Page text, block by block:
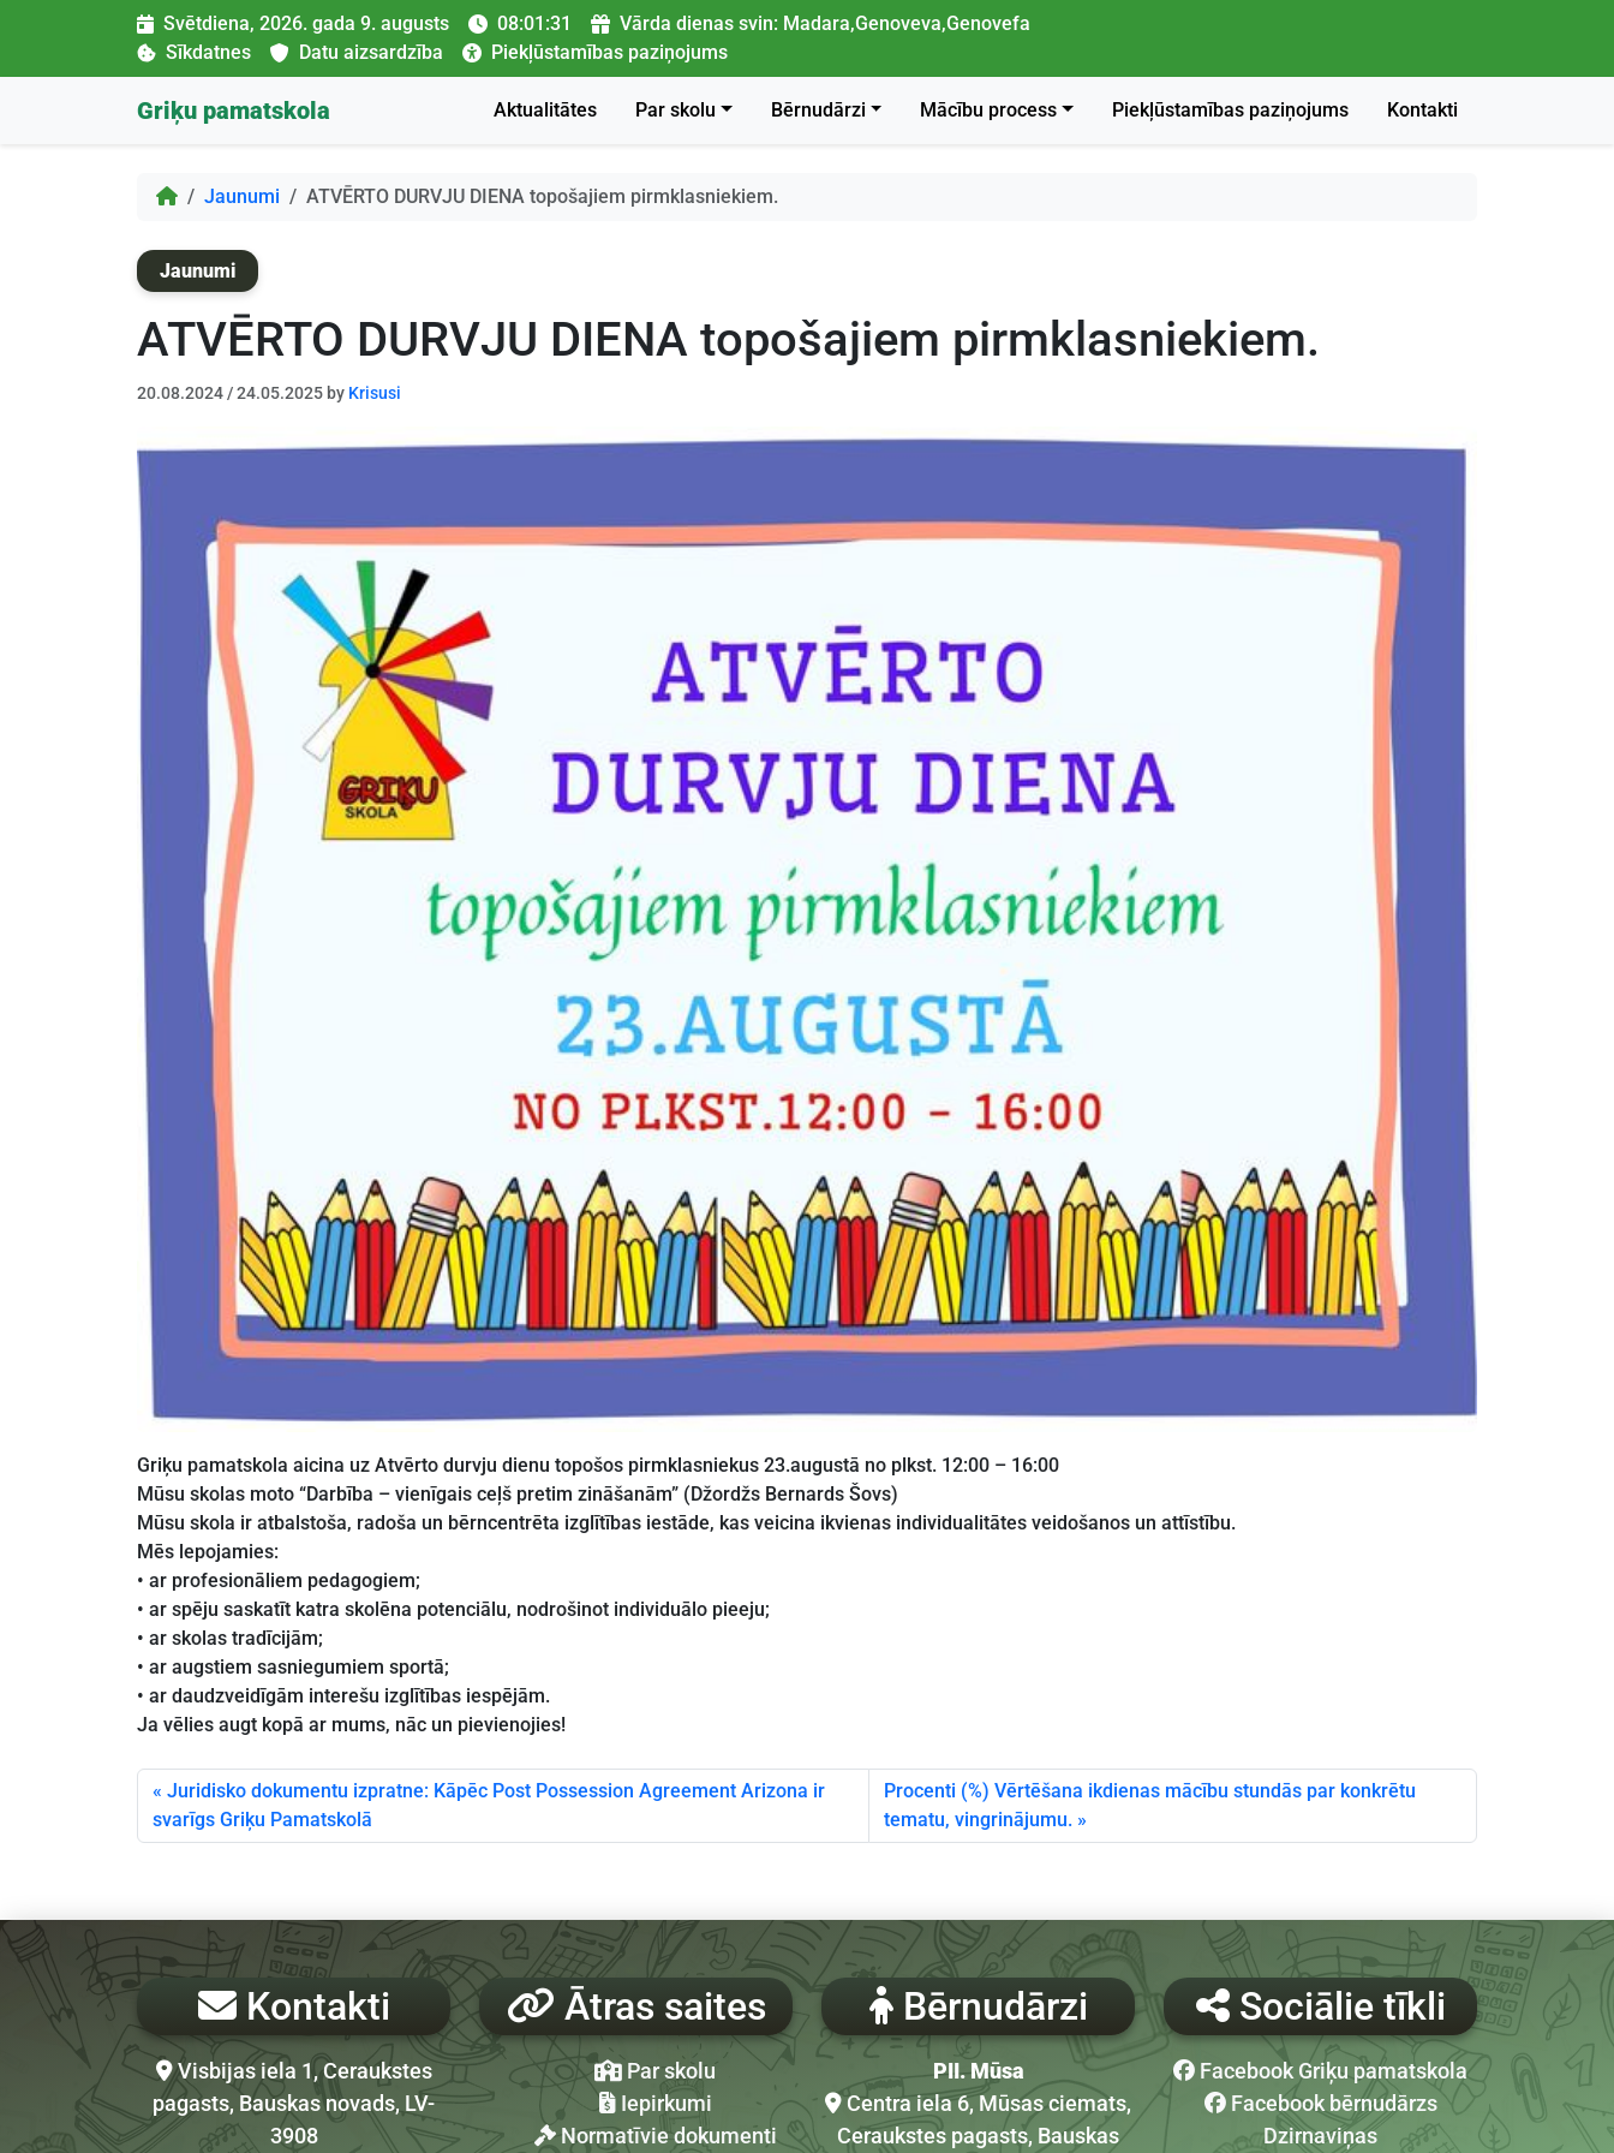
Svētdiena, 2026. gada 9. augusts 08:01:32
Vārda dienas svin: Madara,Genoveva,Genovefa
Sīkdatnes
Datu aizsardzība Piekļūstamības paziņojums
Griķu pamatskola Aktualitātes Par skolu Bērnudārzi Mācību process Piekļūstamības paziņojums Kontakti
HomeJaunumi ATVĒRTO DURVJU DIENA topošajiem pirmklasniekiem.
Jaunumi
ATVĒRTO DURVJU DIENA topošajiem pirmklasniekiem.
20.08.2024 /24.05.2025 by Krisusi
Griķu pamatskola aicina uz Atvērto durvju dienu topošos pirmklasniekus 23.augustā no plkst. 12:00 – 16:00
Mūsu skolas moto “Darbība – vienīgais ceļš pretim zināšanām” (Džordžs Bernards Šovs)
Mūsu skola ir atbalstoša, radoša un bērncentrēta izglītības iestāde, kas veicina ikvienas individualitātes veidošanos un attīstību.
Mēs lepojamies:
• ar profesionāliem pedagogiem;
• ar spēju saskatīt katra skolēna potenciālu, nodrošinot individuālo pieeju;
• ar skolas tradīcijām;
• ar augstiem sasniegumiem sportā;
• ar daudzveidīgām interešu izglītības iespējām.
Ja vēlies augt kopā ar mums, nāc un pievienojies!
Juridisko dokumentu izpratne: Kāpēc Post Possession Agreement Arizona ir
svarīgs Griķu Pamatskolā
Procenti (%) Vērtēšana ikdienas mācību stundās par konkrētu
tematu, vingrinājumu.
Kontakti
Visbijas iela 1, Ceraukstes
pagasts, Bauskas novads, LV-
3908
Ātras saites
Par skolu
Iepirkumi
Normatīvie dokumenti
Bērnudārzi
PII. Mūsa
Centra iela 6, Mūsas ciemats,
Ceraukstes pagasts, Bauskas
Sociālie tīkli
Facebook Griķu pamatskola
Facebook bērnudārzs
Dzirnaviņas